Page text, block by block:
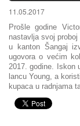
11.05.2017
Prošle godine
nastavlja svoj
u kanton Šangaj
ugovora o većim
2017. godine. Iskon
lancu Young, a
kupaca u radnjama